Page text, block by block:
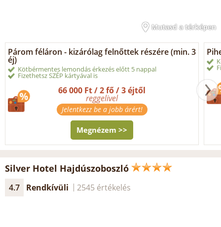
Mutasd a térképen
Párom féláron - kizárólag felnőttek részére (min. 3
éj)
Kötbérmentes lemondás érkezés előtt 5 nappal
Fizethetsz SZÉP kártyával is
66 000 Ft / 2 fő / 3 éjtől
reggelivel
Jelentkezz be a jobb árért!
Megnézem >>
Silver Hotel Hajdúszoboszló
4.7 Rendkívüli 2545 értékelés